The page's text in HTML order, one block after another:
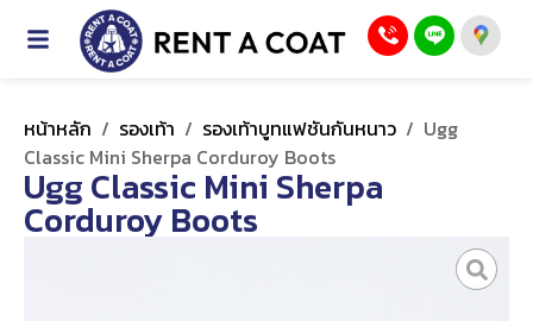
หน้าหลัก / รองเท้า / รองเท้าบูทแฟชันกันหนาว / Ugg
Classic Mini Sherpa Corduroy Boots
Ugg Classic Mini Sherpa
Corduroy Boots